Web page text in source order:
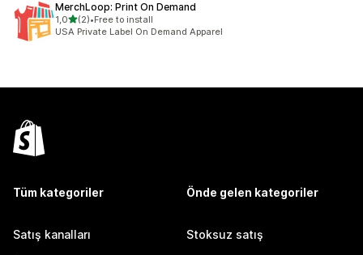
MerchLoop: Print On Demand
1,05 yıldız üzerinden
(2)
toplam 2 değerlendirme
•Free to install
USA Private Label On Demand Apparel
Tüm kategoriler
Satış kanalları
Önde gelen kategoriler
Stoksuz satış